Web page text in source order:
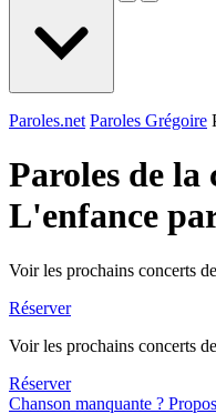
Paroles.net Paroles Grégoire
Paroles de la
L'enfance
Voir les prochains concerts
Réserver
Voir les prochains concerts
Réserver
Chanson manquante ?